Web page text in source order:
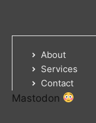
About
Services
Contact
Mastodon